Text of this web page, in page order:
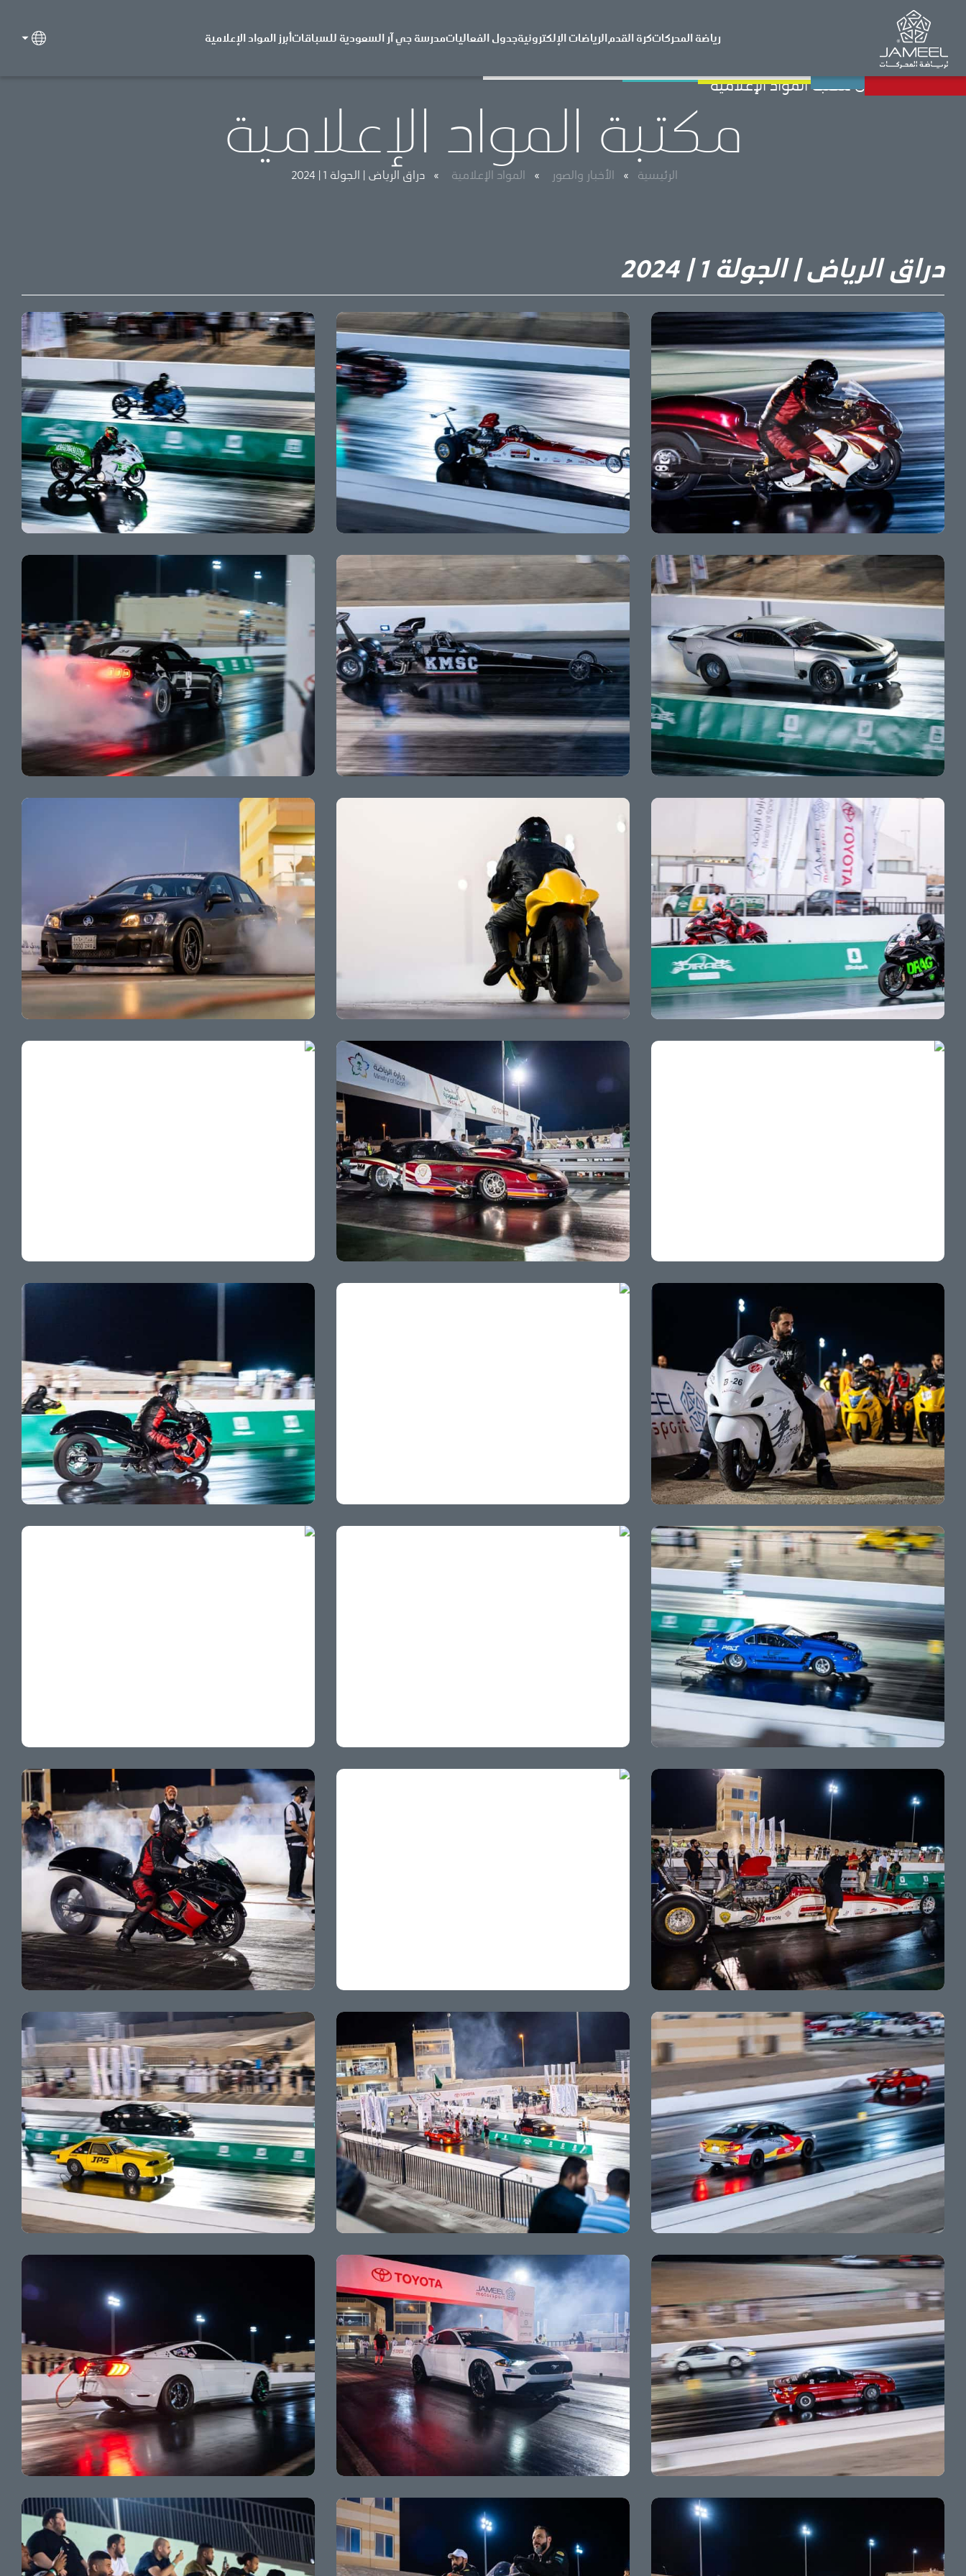
رياضة المحركاتكرة القدمالرياضات الإلكترونيةجدول الفعالياتمدرسة جي آر السعودية للسباقاتأبرز المواد الإعلامية
العودة إلى مكتبة المواد الإعلامية
مكتبة المواد الإعلامية
الرئيسية » الأخبار والصور » المواد الإعلامية » دراق الرياض | الجولة 1 | 2024
دراق الرياض | الجولة 1 | 2024